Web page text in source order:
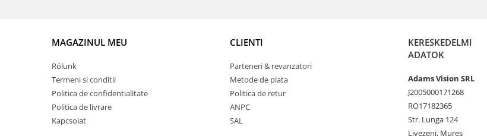
MAGAZINUL MEU
Rólunk
Termeni si conditii
Politica de confidentialitate
Politica de livrare
Kapcsolat
CLIENTI
Parteneri & revanzatori
Metode de plata
Politica de retur
ANPC
SAL
KERESKEDELMI
ADATOK
Adams Vision SRL
J2005000171268
RO17182365
Str. Lunga 124
Livezeni, Mures